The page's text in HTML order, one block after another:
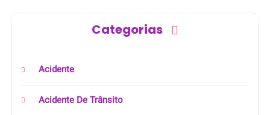
Categorias
Acidente
Acidente De Trânsito